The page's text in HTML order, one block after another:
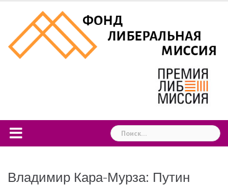
content
Найти:
Владимир Кара-Мурза: Путин